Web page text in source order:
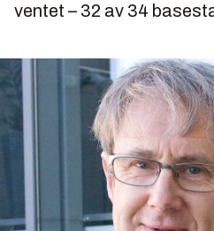
ventet – 32 av 34